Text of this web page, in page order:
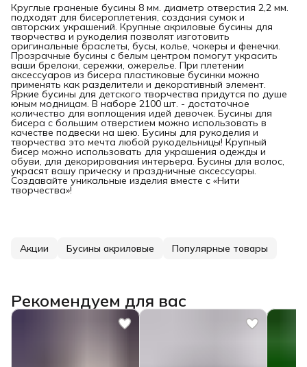
Круглые граненые бусины 8 мм. диаметр отверстия 2,2 мм.
подходят для бисероплетения, создания сумок и
авторских украшений. Крупные акриловые бусины для
творчества и рукоделия позволят изготовить
оригинальные браслеты, бусы, колье, чокеры и фенечки.
Прозрачные бусины с белым центром помогут украсить
ваши брелоки, сережки, ожерелье. При плетении
аксессуаров из бисера пластиковые бусинки можно
применять как разделители и декоративный элемент.
Яркие бусины для детского творчества придутся по душе
юным модницам. В наборе 2100 шт. - достаточное
количество для воплощения идей девочек. Бусины для
бисера с большим отверстием можно использовать в
качестве подвески на шею. Бусины для рукоделия и
творчества это мечта любой рукодельницы! Крупный
бисер можно использовать для украшения одежды и
обуви, для декорирования интерьера. Бусины для волос,
украсят вашу прическу и праздничные аксессуары.
Создавайте уникальные изделия вместе с «Нити
творчества»!
Акции Бусины акриловые Популярные товары
Рекомендуем для вас